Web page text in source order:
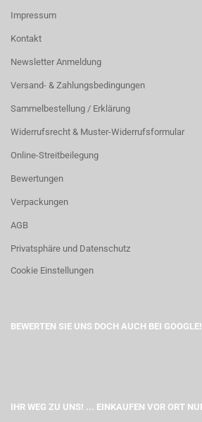
Impressum
Kontakt
Newsletter Anmeldung
Versand- & Zahlungsbedingungen
Sammelbestellung / Erklärung
Widerrufsrecht & Muster-Widerrufsformular
Online-Streitbeilegung
Bewertungen
Verpackungen
AGB
Privatsphäre und Datenschutz
Cookie Einstellungen
BEWERTEN SIE UNS DOCH AUCH BEI
IHR WEG ZU UNS! ... EINKAUFEN VOR ORT